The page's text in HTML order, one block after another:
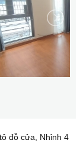
đỗ cửa, Nhỉnh 4